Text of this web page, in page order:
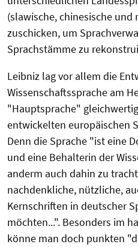
(slawische, chinesische
zuschicken, um
Sprachstämme zu
Leibniz lag vor allem die
Wissenschaftssprache am
"Hauptsprache"
entwickelten europäischen
Denn die Sprache "ist eine
und eine Behalterin der
anderm auch dahin zu
nachdenkliche, nützliche,
Kernschriften in deutscher
möchten...". Besonders im
könne man doch punkten